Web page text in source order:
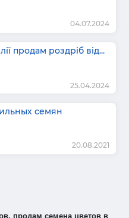
04.07.2024
продам роздріб від...
25.04.2024
семян
20.08.2021
продам семена цветов в